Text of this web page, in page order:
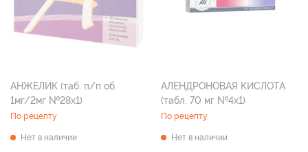
АНЖЕЛИК (таб. п/п об.
1мг/2мг №28х1)
По рецепту
Нет в наличии
АЛЕНДРОНОВАЯ КИСЛОТА
(табл. 70 мг №4х1)
По рецепту
Нет в наличии